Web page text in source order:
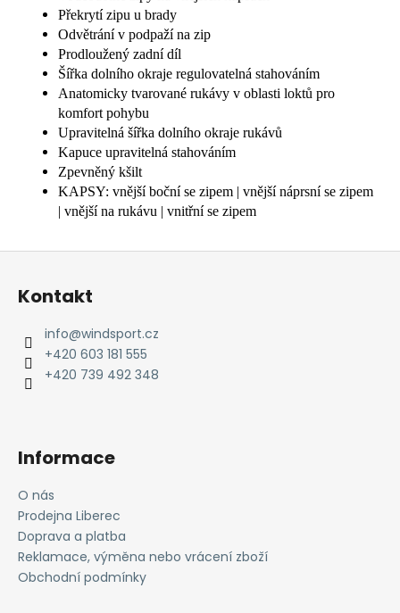
Překrytí zipu u brady
Odvětrání v podpaží na zip
Prodloužený zadní díl
Šířka dolního okraje regulovatelná stahováním
Anatomicky tvarované rukávy v oblasti loktů pro
komfort pohybu
Upravitelná šířka dolního okraje rukávů
Kapuce upravitelná stahováním
Zpevněný kšilt
KAPSY: vnější boční se zipem | vnější náprsní se zipem
| vnější na rukávu | vnitřní se zipem
Z
Kontakt
info@windsport.cz
+420 603 181 555
+420 739 492 348
Informace
O nás
Prodejna Liberec
Doprava a platba
Reklamace, výměna nebo vrácení zboží
Obchodní podmínky